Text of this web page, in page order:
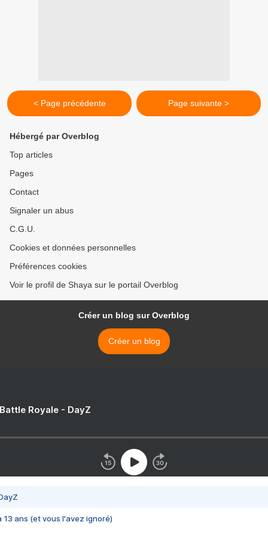
< Page précédente Page suivante >
Hébergé par Overblog
Top articles
Pages
Contact
Signaler un abus
C.G.U.
Cookies et données personnelles
Préférences cookies
Voir le profil de Shaya sur le portail Overblog
Créer un blog sur Overblog
Créer un blog
Royale - DayZ
13 ans (et vous l'avez ignoré)